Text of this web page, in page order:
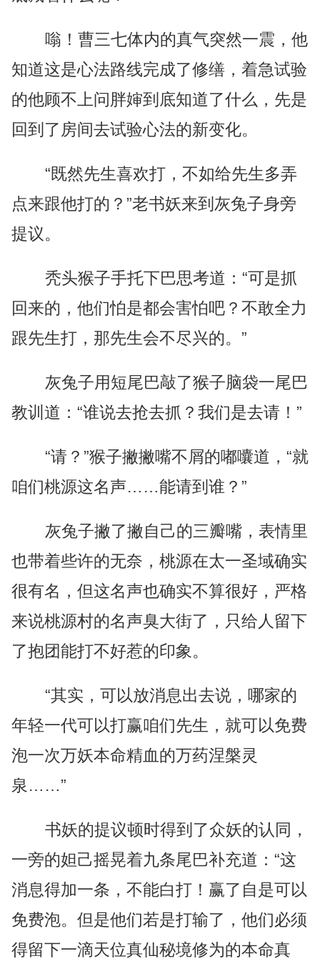
嗡！曹三七体内的真气突然一震，他
知道这是心法路线完成了修缮，着急试验
的他顾不上问胖婶到底知道了什么，先是
回到了房间去试验心法的新变化。
“既然先生喜欢打，不如给先生多弄
点来跟他打的？”老书妖来到灰兔子身旁
提议。
秃头猴子手托下巴思考道：“可是抓
回来的，他们怕是都会害怕吧？不敢全力
跟先生打，那先生会不尽兴的。”
灰兔子用短尾巴敲了猴子脑袋一尾巴
教训道：“谁说去抢去抓？我们是去请！”
“请？”猴子撇撇嘴不屑的嘟囔道，“就
咱们桃源这名声……能请到谁？”
灰兔子撇了撇自己的三瓣嘴，表情里
也带着些许的无奈，桃源在太一圣域确实
很有名，但这名声也确实不算很好，严格
来说桃源村的名声臭大街了，只给人留下
了抱团能打不好惹的印象。
“其实，可以放消息出去说，哪家的
年轻一代可以打赢咱们先生，就可以免费
泡一次万妖本命精血的万药涅槃灵
泉……”
书妖的提议顿时得到了众妖的认同，
一旁的妲己摇晃着九条尾巴补充道：“这
消息得加一条，不能白打！赢了自是可以
免费泡。但是他们若是打输了，他们必须
得留下一滴天位真仙秘境修为的本命真